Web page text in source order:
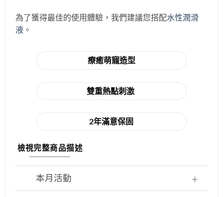
為了獲得最佳的使用體驗，我們建議您搭配水性潤滑
液 。
療癒萌寵造型
雙重熱點刺激
2年滿意保固
檢視完整商品描述
本月活動